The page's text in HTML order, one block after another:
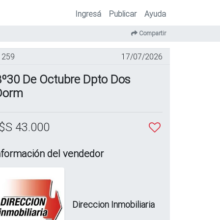
Ingresá Publicar Ayuda
Compartir
259 17/07/2026
De Octubre Dpto Dos
43.000
del vendedor
Direccion Inmobiliaria